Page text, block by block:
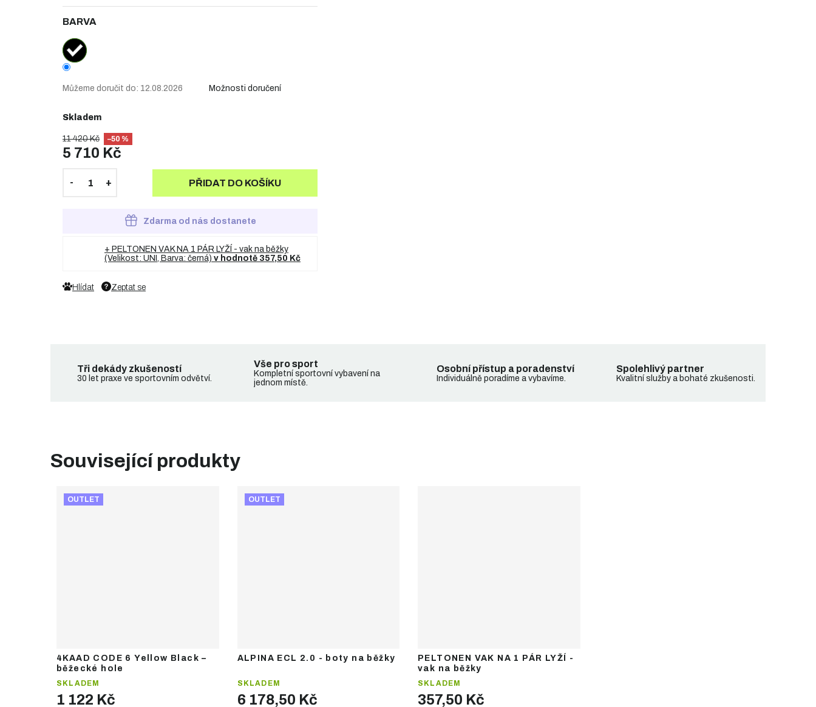
11 420 Kč –50 %
5 710 Kč
Skladem
BARVA
Můžeme doručit do: 12.08.2026 Možnosti doručení
PŘIDAT DO KOŠÍKU
Zdarma od nás dostanete
+ PELTONEN VAK NA 1 PÁR LYŽÍ - vak na běžky
(Velikost: UNI, Barva: černá) v hodnotě 357,50 Kč
Zeptat se
Hlídat
Tři dekády zkušeností
30 let praxe ve sportovním odvětví.
Vše pro sport
Kompletní sportovní vybavení na
jednom místě.
Osobní přístup a poradenství
Individuálně poradíme a vybavíme.
Spolehlivý partner
Kvalitní služby a bohaté zkušenosti.
Související produkty
OUTLET
4KAAD CODE 6 Yellow Black –
běžecké hole
SKLADEM
1 122 Kč
OUTLET
ALPINA ECL 2.0 - boty na běžky
SKLADEM
6 178,50 Kč
PELTONEN VAK NA 1 PÁR LYŽÍ -
vak na běžky
SKLADEM
357,50 Kč